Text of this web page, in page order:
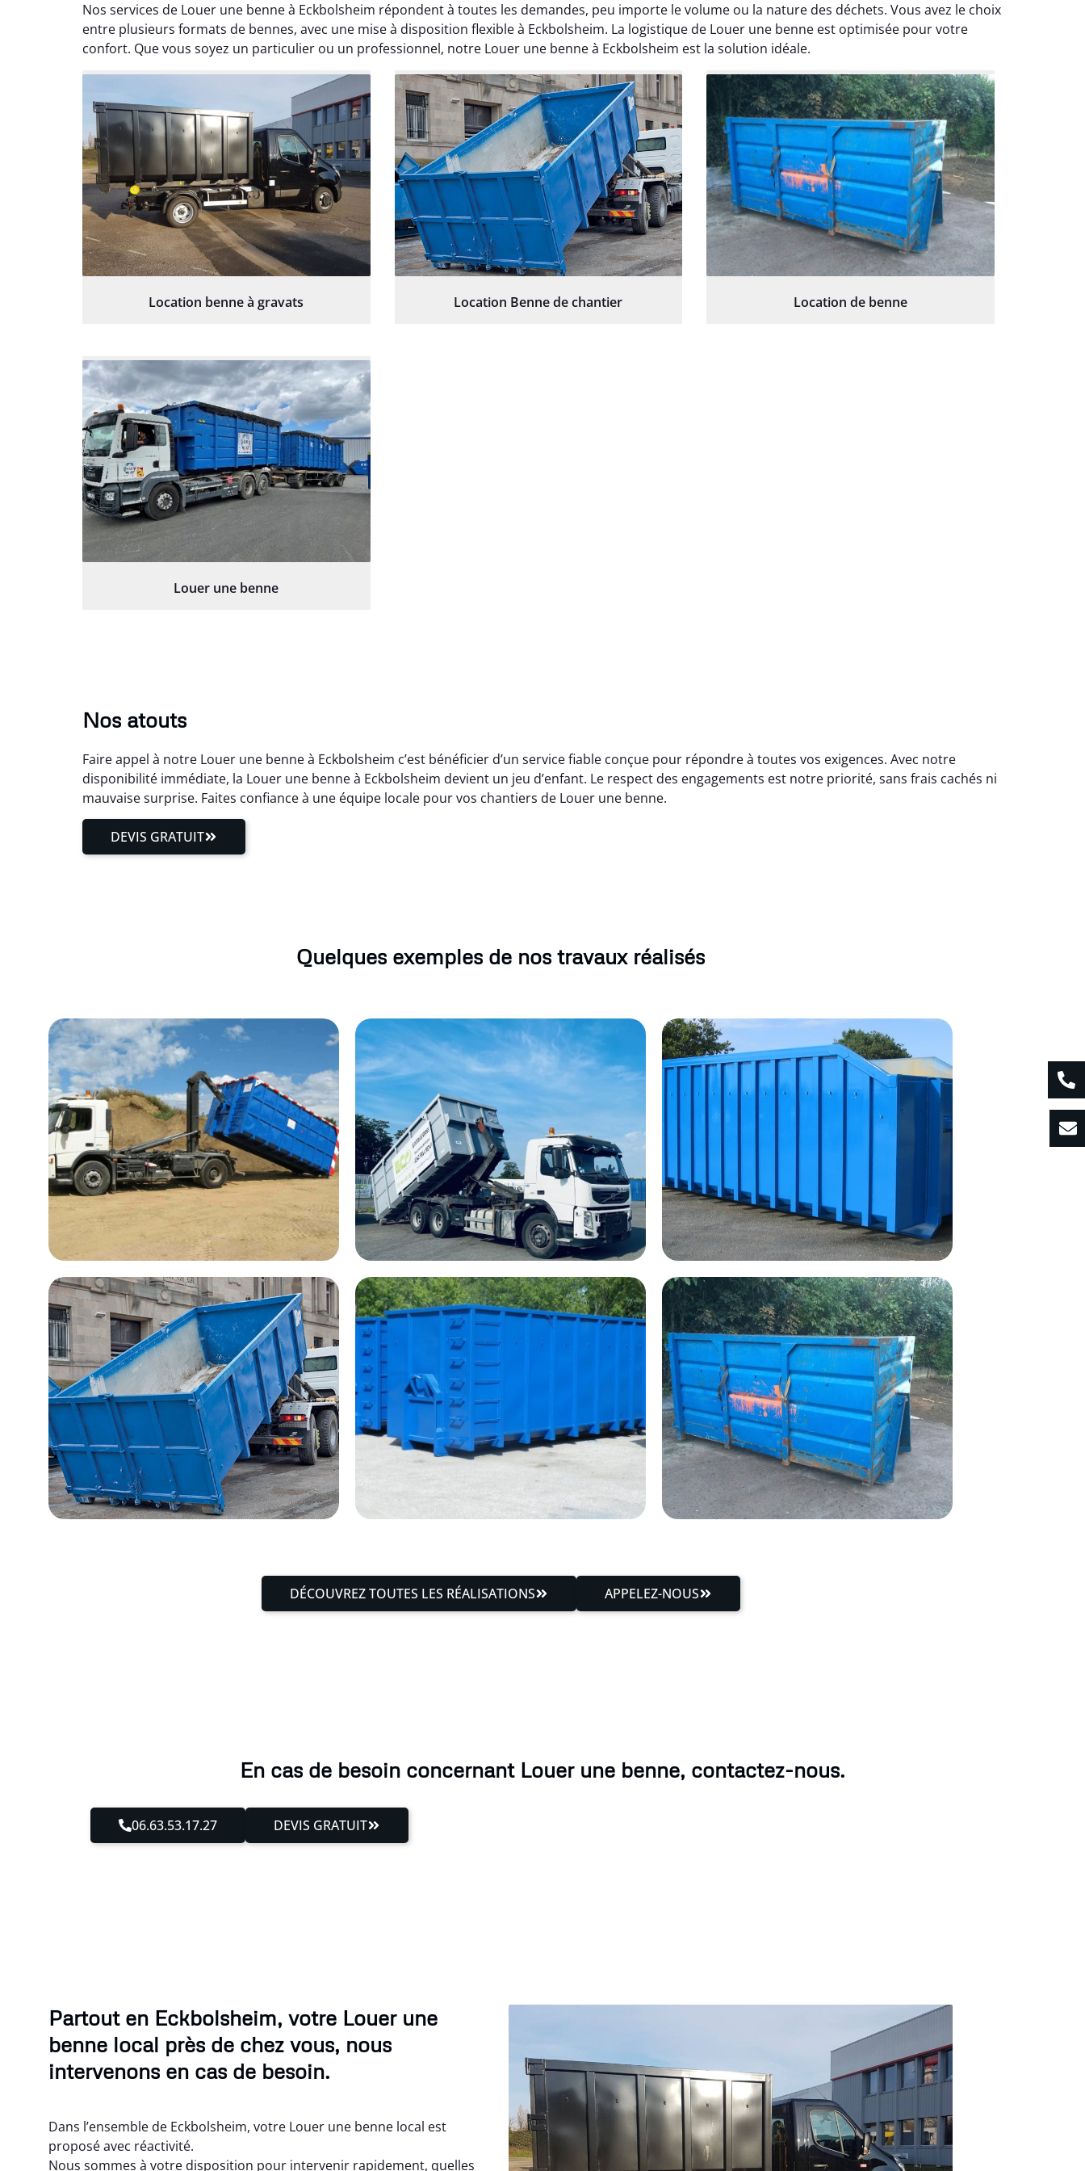
Nos services de Louer une benne à Eckbolsheim répondent à toutes les demandes, peu importe le volume ou la nature des déchets. Vous avez le choix
entre plusieurs formats de bennes, avec une mise à disposition flexible à Eckbolsheim. La logistique de Louer une benne est optimisée pour votre
confort. Que vous soyez un particulier ou un professionnel, notre Louer une benne à Eckbolsheim est la solution idéale.
Location benne à gravats Location Benne de chantier Location de benne
Louer une benne
Nos atouts
Faire appel à notre Louer une benne à Eckbolsheim c’est bénéficier d’un service fiable conçue pour répondre à toutes vos exigences. Avec notre
disponibilité immédiate, la Louer une benne à Eckbolsheim devient un jeu d’enfant. Le respect des engagements est notre priorité, sans frais cachés ni
mauvaise surprise. Faites confiance à une équipe locale pour vos chantiers de Louer une benne.
DEVIS GRATUIT
Quelques exemples de nos travaux réalisés
DÉCOUVREZ TOUTES LES RÉALISATIONS APPELEZ-NOUS
En cas de besoin concernant Louer une benne, contactez-nous.
06.63.53.17.27 DEVIS GRATUIT
Partout en Eckbolsheim, votre Louer une
benne local près de chez vous, nous
intervenons en cas de besoin.
Dans l’ensemble de Eckbolsheim, votre Louer une benne local est
proposé avec réactivité.
Nous sommes à votre disposition pour intervenir rapidement, quelles